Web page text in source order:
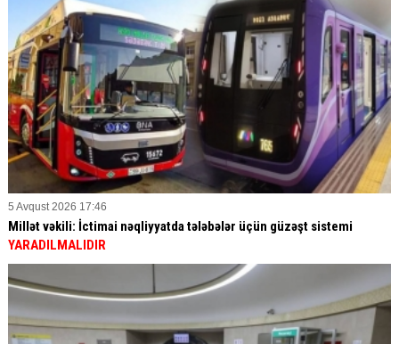
5 Avqust 2026 17:46
Millət vəkili: İctimai nəqliyyatda tələbələr üçün güzəşt sistemi
YARADILMALIDIR